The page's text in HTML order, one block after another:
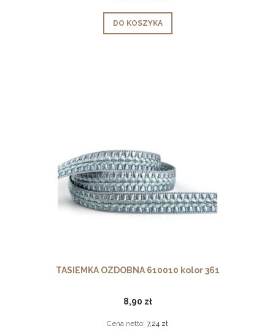
DO KOSZYKA
TASIEMKA OZDOBNA 610010 kolor 361
8,90 zł
Cena netto: 7,24 zł